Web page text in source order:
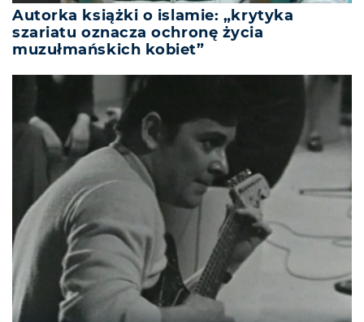
Autorka książki o islamie: „krytyka
szariatu oznacza ochronę życia
muzułmańskich kobiet”